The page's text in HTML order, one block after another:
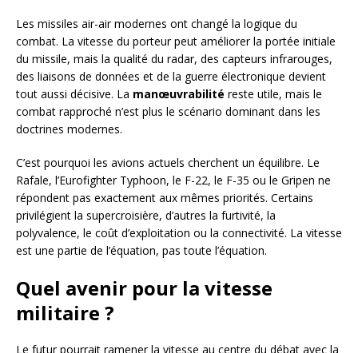
Les missiles air-air modernes ont changé la logique du
combat. La vitesse du porteur peut améliorer la portée initiale
du missile, mais la qualité du radar, des capteurs infrarouges,
des liaisons de données et de la guerre électronique devient
tout aussi décisive. La manœuvrabilité reste utile, mais le
combat rapproché n’est plus le scénario dominant dans les
doctrines modernes.
C’est pourquoi les avions actuels cherchent un équilibre. Le
Rafale, l’Eurofighter Typhoon, le F-22, le F-35 ou le Gripen ne
répondent pas exactement aux mêmes priorités. Certains
privilégient la supercroisière, d’autres la furtivité, la
polyvalence, le coût d’exploitation ou la connectivité. La vitesse
est une partie de l’équation, pas toute l’équation.
Quel avenir pour la vitesse
militaire ?
Le futur pourrait ramener la vitesse au centre du débat avec la